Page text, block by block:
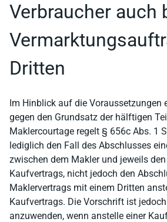
Verbraucher auch
Dritten
Im Hinblick auf die Voraussetzungen
gegen den Grundsatz der hälftigen
Maklercourtage regelt § 656c Abs. 1
lediglich den Fall des Abschlusses
zwischen dem Makler und jeweils
Kaufvertrags, nicht jedoch den
Maklervertrags mit einem Dritten
Kaufvertrags. Die Vorschrift ist
anzuwenden, wenn anstelle einer